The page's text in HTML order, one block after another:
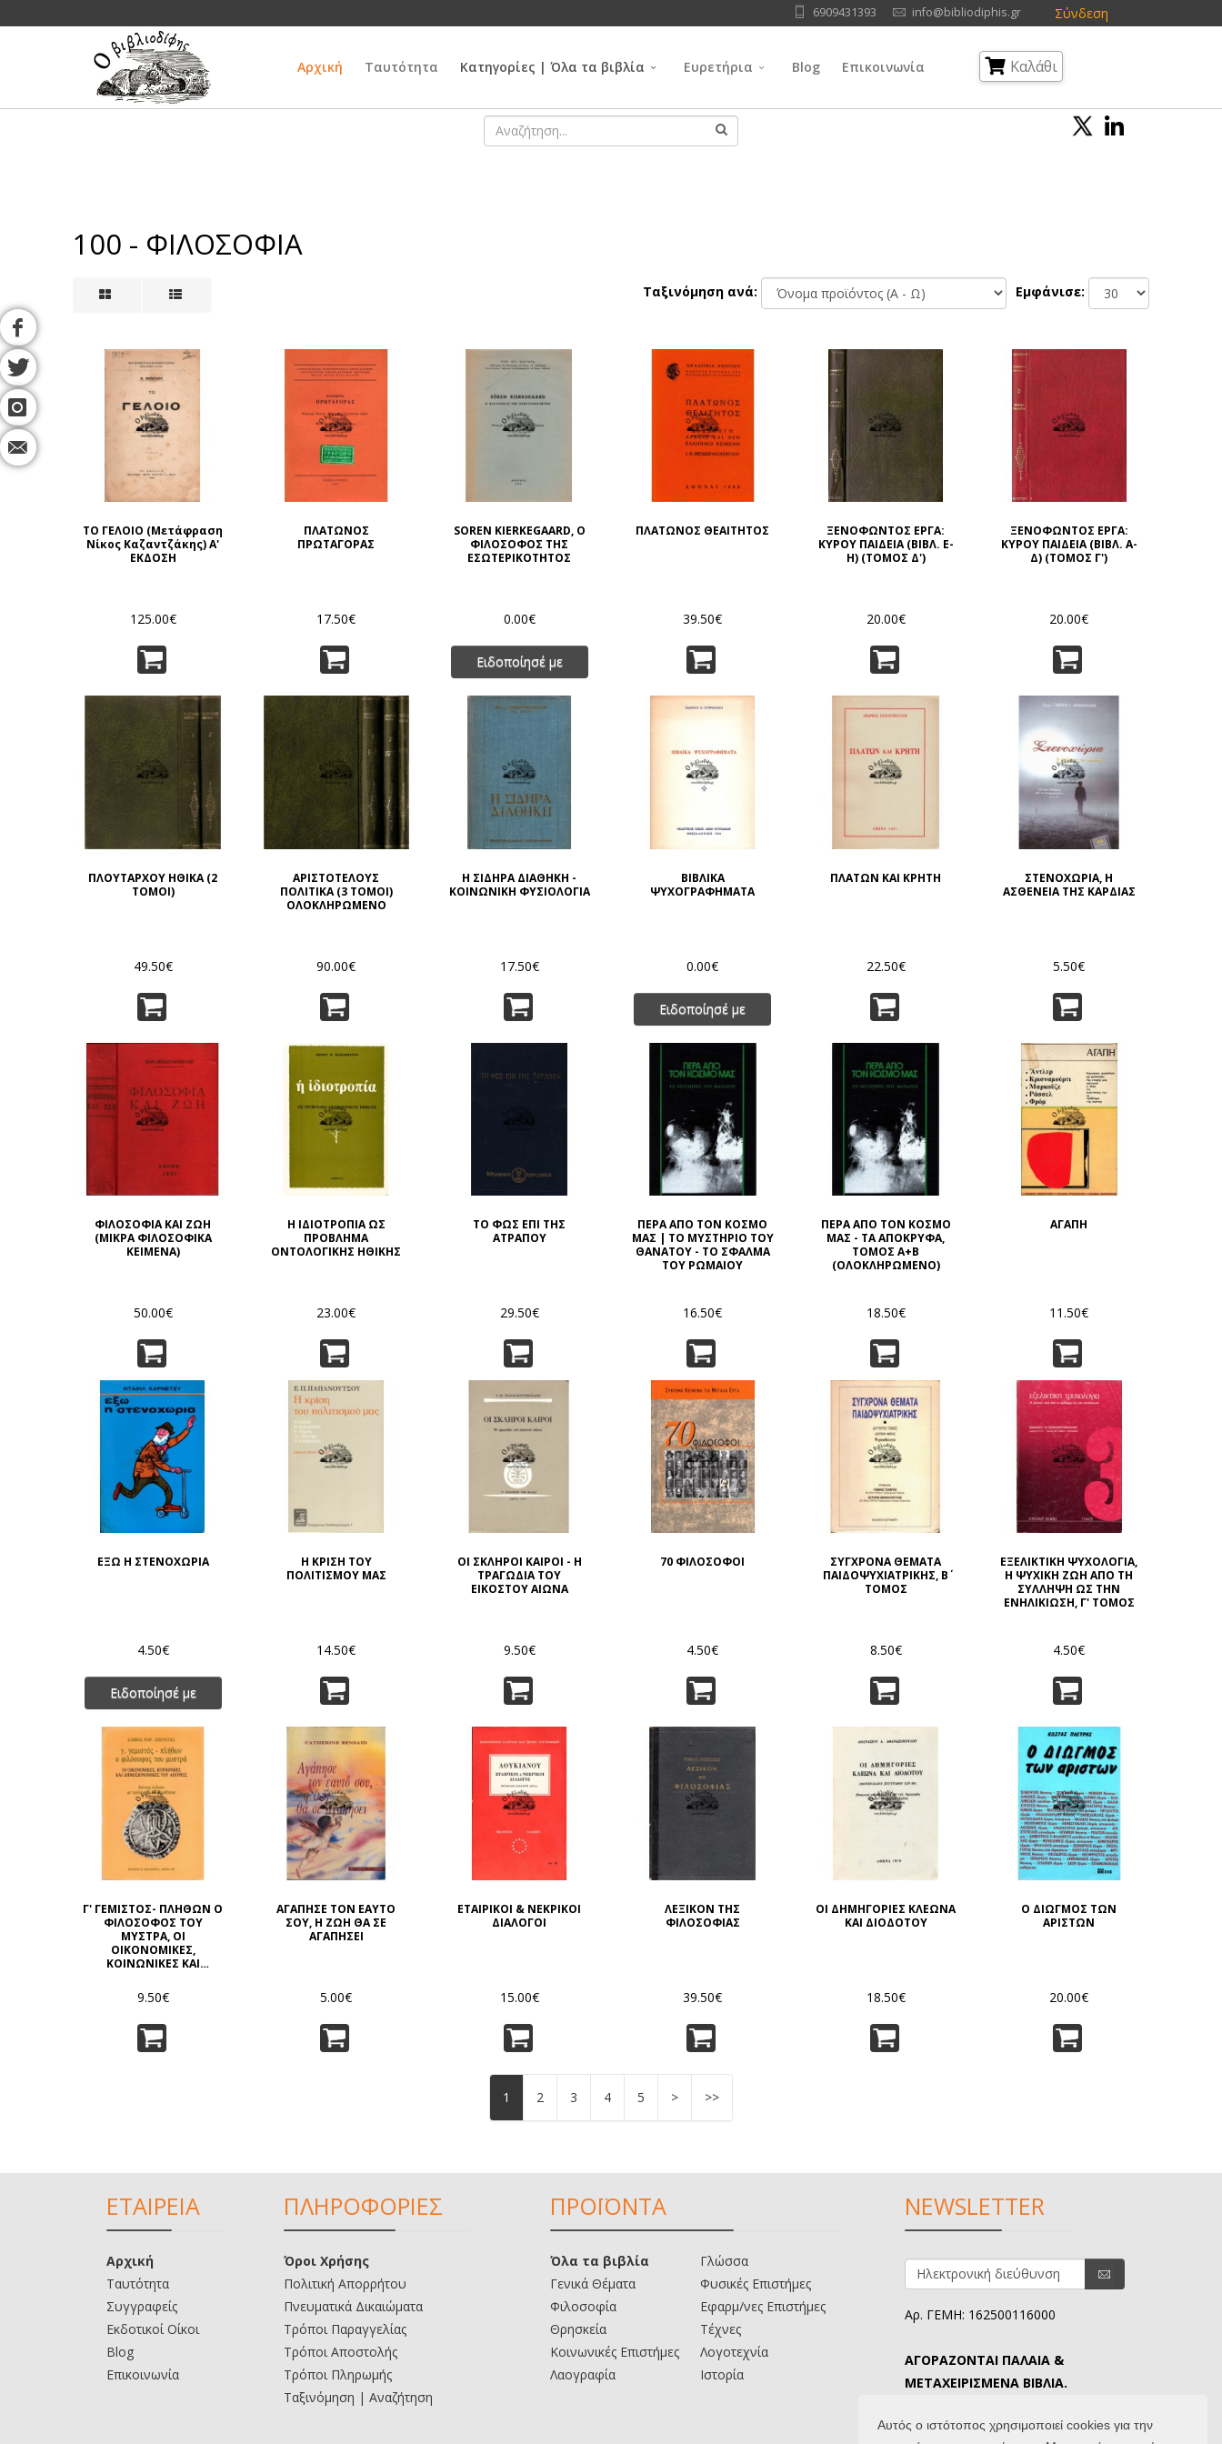
Αυτός ο ιστότοπος χρησιμοποιεί cookies για την
Σύνδεση
6909431393 info@bibliodiphis.gr
Αρχική Ταυτότητα Κατηγορίες | Όλα τα βιβλία Ευρετήρια Blog Επικοινωνία Καλάθι
100 - ΦΙΛΟΣΟΦΙΑ
Εμφάνισε:
Ταξινόμηση ανά:
ΤΟ ΓΕΛΟΙΟ (Μετάφραση
Νίκος Καζαντζάκης) Α'
ΕΚΔΟΣΗ
125.00€
ΠΛΑΤΩΝΟΣ
ΠΡΩΤΑΓΟΡΑΣ
17.50€
SOREN KIERKEGAARD, Ο
ΦΙΛΟΣΟΦΟΣ ΤΗΣ
ΕΣΩΤΕΡΙΚΟΤΗΤΟΣ
0.00€
Ειδοποίησέ με
ΠΛΑΤΩΝΟΣ ΘΕΑΙΤΗΤΟΣ
39.50€
ΞΕΝΟΦΩΝΤΟΣ ΕΡΓΑ:
ΚΥΡΟΥ ΠΑΙΔΕΙΑ (ΒΙΒΛ. Ε-
Η) (ΤΟΜΟΣ Δ')
20.00€
ΞΕΝΟΦΩΝΤΟΣ ΕΡΓΑ:
ΚΥΡΟΥ ΠΑΙΔΕΙΑ (ΒΙΒΛ. Α-
Δ) (ΤΟΜΟΣ Γ')
20.00€
ΠΛΟΥΤΑΡΧΟΥ ΗΘΙΚΑ (2
ΤΟΜΟΙ)
49.50€
ΑΡΙΣΤΟΤΕΛΟΥΣ
ΠΟΛΙΤΙΚΑ (3 ΤΟΜΟΙ)
ΟΛΟΚΛΗΡΩΜΕΝΟ
90.00€
Η ΣΙΔΗΡΑ ΔΙΑΘΗΚΗ -
ΚΟΙΝΩΝΙΚΗ ΦΥΣΙΟΛΟΓΙΑ
17.50€
ΒΙΒΛΙΚΑ
ΨΥΧΟΓΡΑΦΗΜΑΤΑ
0.00€
Ειδοποίησέ με
ΠΛΑΤΩΝ ΚΑΙ ΚΡΗΤΗ
22.50€
ΣΤΕΝΟΧΩΡΙΑ, Η
ΑΣΘΕΝΕΙΑ ΤΗΣ ΚΑΡΔΙΑΣ
5.50€
ΦΙΛΟΣΟΦΙΑ ΚΑΙ ΖΩΗ
(ΜΙΚΡΑ ΦΙΛΟΣΟΦΙΚΑ
ΚΕΙΜΕΝΑ)
50.00€
Η ΙΔΙΟΤΡΟΠΙΑ ΩΣ
ΠΡΟΒΛΗΜΑ
ΟΝΤΟΛΟΓΙΚΗΣ ΗΘΙΚΗΣ
23.00€
ΤΟ ΦΩΣ ΕΠΙ ΤΗΣ
ΑΤΡΑΠΟΥ
29.50€
ΠΕΡΑ ΑΠΟ ΤΟΝ ΚΟΣΜΟ
ΜΑΣ | ΤΟ ΜΥΣΤΗΡΙΟ ΤΟΥ
ΘΑΝΑΤΟΥ - ΤΟ ΣΦΑΛΜΑ
ΤΟΥ ΡΩΜΑΙΟΥ
16.50€
ΠΕΡΑ ΑΠΟ ΤΟΝ ΚΟΣΜΟ
ΜΑΣ - ΤΑ ΑΠΟΚΡΥΦΑ,
ΤΟΜΟΣ Α+Β
(ΟΛΟΚΛΗΡΩΜΕΝΟ)
18.50€
ΑΓΑΠΗ
11.50€
ΕΞΩ Η ΣΤΕΝΟΧΩΡΙΑ
4.50€
Ειδοποίησέ με
Η ΚΡΙΣΗ ΤΟΥ
ΠΟΛΙΤΙΣΜΟΥ ΜΑΣ
14.50€
ΟΙ ΣΚΛΗΡΟΙ ΚΑΙΡΟΙ - Η
ΤΡΑΓΩΔΙΑ ΤΟΥ
ΕΙΚΟΣΤΟΥ ΑΙΩΝΑ
9.50€
70 ΦΙΛΟΣΟΦΟΙ
4.50€
ΣΥΓΧΡΟΝΑ ΘΕΜΑΤΑ
ΠΑΙΔΟΨΥΧΙΑΤΡΙΚΗΣ, Β΄
ΤΟΜΟΣ
8.50€
ΕΞΕΛΙΚΤΙΚΗ ΨΥΧΟΛΟΓΙΑ,
Η ΨΥΧΙΚΗ ΖΩΗ ΑΠΟ ΤΗ
ΣΥΛΛΗΨΗ ΩΣ ΤΗΝ
ΕΝΗΛΙΚΙΩΣΗ, Γ' ΤΟΜΟΣ
4.50€
Γ' ΓΕΜΙΣΤΟΣ- ΠΛΗΘΩΝ Ο
ΦΙΛΟΣΟΦΟΣ ΤΟΥ
ΜΥΣΤΡΑ, ΟΙ
ΟΙΚΟΝΟΜΙΚΕΣ,
ΚΟΙΝΩΝΙΚΕΣ ΚΑΙ
ΑΠΟΨΕΙΣ
9.50€
ΑΓΑΠΗΣΕ ΤΟΝ ΕΑΥΤΟ
ΣΟΥ, Η ΖΩΗ ΘΑ ΣΕ
ΑΓΑΠΗΣΕΙ
5.00€
ΕΤΑΙΡΙΚΟΙ & ΝΕΚΡΙΚΟΙ
ΔΙΑΛΟΓΟΙ
15.00€
ΛΕΞΙΚΟΝ ΤΗΣ
ΦΙΛΟΣΟΦΙΑΣ
39.50€
ΟΙ ΔΗΜΗΓΟΡΙΕΣ ΚΛΕΩΝΑ
ΚΑΙ ΔΙΟΔΟΤΟΥ
18.50€
Ο ΔΙΩΓΜΟΣ ΤΩΝ
ΑΡΙΣΤΩΝ
20.00€
1 2 3 4 5 > >>
ΕΤΑΙΡΕΙΑ
Αρχική
Ταυτότητα
Συγγραφείς
Εκδοτικοί Οίκοι
Blog
Επικοινωνία
ΠΛΗΡΟΦΟΡΙΕΣ
Όροι Χρήσης
Πολιτική Απορρήτου
Πνευματικά Δικαιώματα
Τρόποι Παραγγελίας
Τρόποι Αποστολής
Τρόποι Πληρωμής
Ταξινόμηση | Αναζήτηση
ΠΡΟΪΟΝΤΑ
Όλα τα βιβλία
Γενικά Θέματα
Φιλοσοφία
Θρησκεία
Κοινωνικές Επιστήμες
Λαογραφία
Γλώσσα
Φυσικές Επιστήμες
Εφαρμ/νες Επιστήμες
Τέχνες
Λογοτεχνία
Ιστορία
NEWSLETTER
Αρ. ΓΕΜΗ: 162500116000
ΑΓΟΡΑΖΟΝΤΑΙ ΠΑΛΑΙΑ &
ΜΕΤΑΧΕΙΡΙΣΜΕΝΑ ΒΙΒΛΙΑ.